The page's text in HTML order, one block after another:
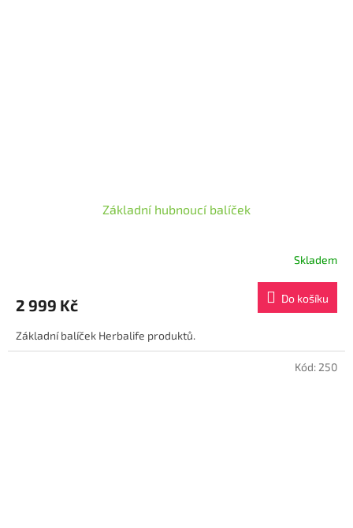
Základní hubnoucí balíček
je
z
5
Skladem
2 999 Kč Do košíku
Základní balíček Herbalife produktů.
Kód: 250